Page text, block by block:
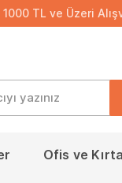
1000 TL ve Üzeri
Ofis ve